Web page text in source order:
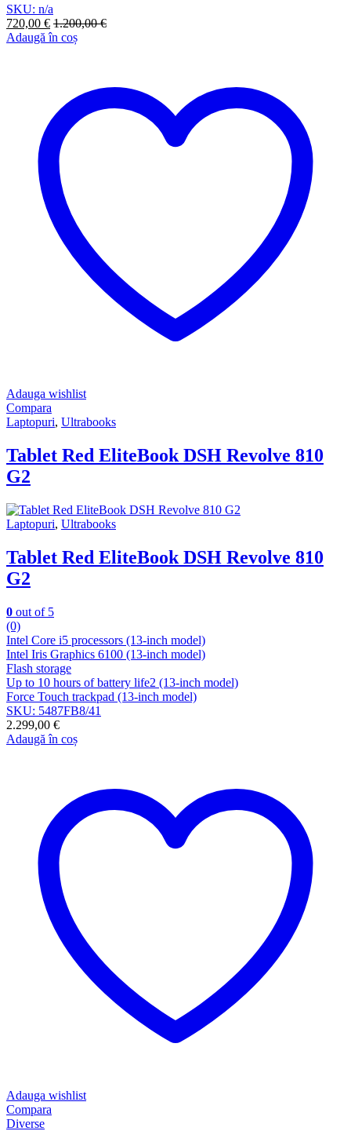
SKU: n/a
720,00 € 1.200,00€
Adaugă în coș
Adauga wishlist
Compara
Laptopuri, Ultrabooks
Tablet Red EliteBook DSH Revolve 810
G2
Laptopuri, Ultrabooks
Tablet Red EliteBook DSH Revolve 810
G2
0 out of 5
(0)
Intel Core i5 processors (13-inch model)
Intel Iris Graphics 6100 (13-inch model)
Flash storage
Up to 10 hours of battery life2 (13-inch model)
Force Touch trackpad (13-inch model)
SKU: 5487FB8/41
2.299,00 €
Adaugă în coș
Adauga wishlist
Compara
Diverse